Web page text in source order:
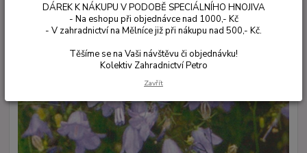
DÁREK K NÁKUPU V PODOBĚ SPECIÁLNÍHO HNOJIVA
- Na eshopu při objednávce nad 1000,- Kč
- V zahradnictví na Mělníce již při nákupu nad 500,- Kč.
Těšíme se na Vaši návštěvu či objednávku!
Kolektiv Zahradnictví Petro
Zavřít